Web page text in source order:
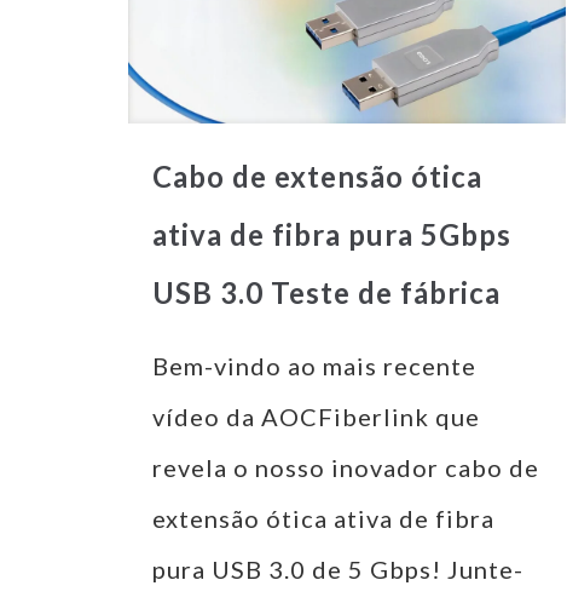
Cabo de extensão ótica
ativa de fibra pura 5Gbps
USB 3.0 Teste de fábrica
Bem-vindo ao mais recente
vídeo da AOCFiberlink que
revela o nosso inovador cabo de
extensão ótica ativa de fibra
pura USB 3.0 de 5 Gbps! Junte-